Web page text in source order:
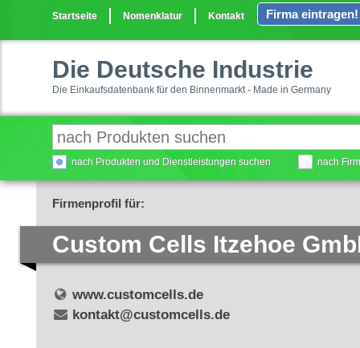
Startseite Nomenklatur Kontakt Firma eintragen!
Die Deutsche Industrie
Die Einkaufsdatenbank für den Binnenmarkt - Made in Germany
nach Produkten und Dienstleistungen suchen nach
Firmenprofil für:
Custom Cells Itzehoe
www.customcells.de
kontakt@customcells.de